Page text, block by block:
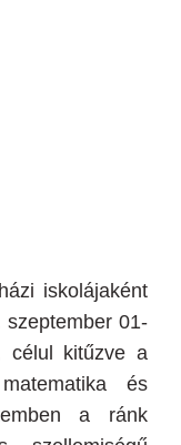
iskolájaként
szeptember 01-
célul kitűzve a
és
a ránk